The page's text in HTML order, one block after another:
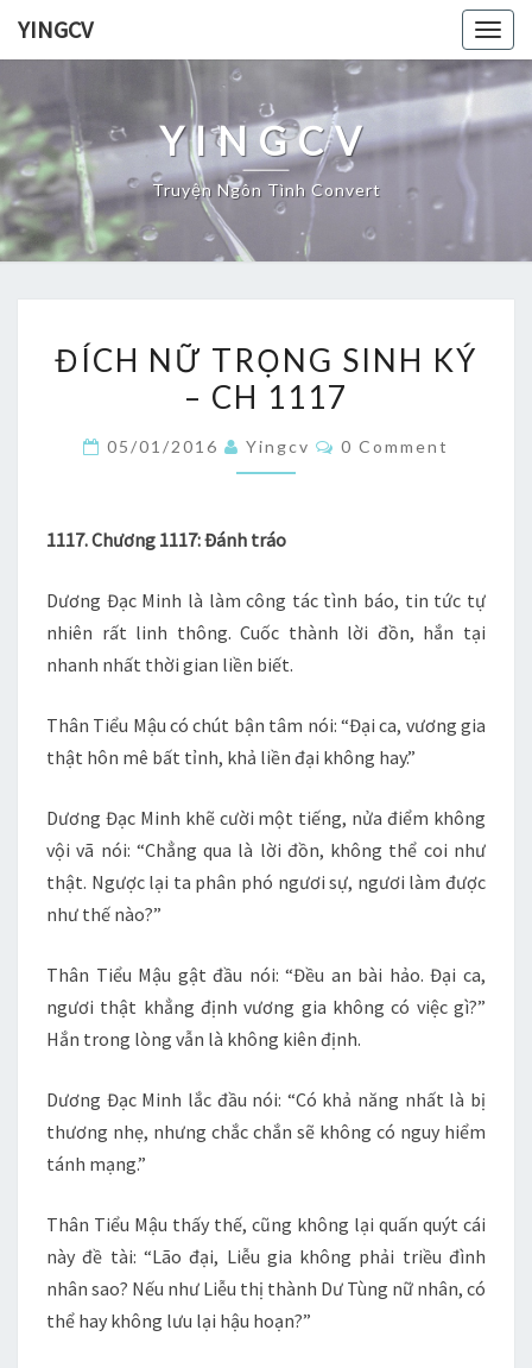
YINGCV
YINGCV
Truyện Ngôn Tình Convert
NỮ
TRỌNG
KÝ
CH
ĐÍCH NỮ TRỌNG SINH KÝ
– CH 1117
05/01/2016 Yingcv Comments
0 Comment
1117. Chương 1117: Đánh tráo
Dương Đạc Minh là làm công tác tình báo, tin tức tự
nhiên rất linh thông. Cuốc thành lời đồn, hắn tại
nhanh nhất thời gian liền biết.
Thân Tiểu Mậu có chút bận tâm nói: “Đại ca, vương gia
thật hôn mê bất tỉnh, khả liền đại không hay.”
Dương Đạc Minh khẽ cười một tiếng, nửa điểm không
vội vã nói: “Chẳng qua là lời đồn, không thể coi như
thật. Ngược lại ta phân phó ngươi sự, ngươi làm được
như thế nào?”
Thân Tiểu Mậu gật đầu nói: “Đều an bài hảo. Đại ca,
ngươi thật khẳng định vương gia không có việc gì?”
Hắn trong lòng vẫn là không kiên định.
Dương Đạc Minh lắc đầu nói: “Có khả năng nhất là bị
thương nhẹ, nhưng chắc chắn sẽ không có nguy hiểm
tánh mạng.”
Thân Tiểu Mậu thấy thế, cũng không lại quấn quýt cái
này đề tài: “Lão đại, Liễu gia không phải triều đình
nhân sao? Nếu như Liễu thị thành Dư Tùng nữ nhân, có
thể hay không lưu lại hậu hoạn?”